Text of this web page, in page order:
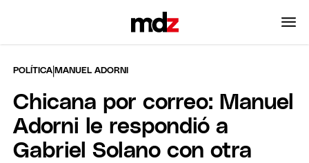
POLÍTICA |MANUEL ADORNI
Chicana por correo: Manuel
Adorni le respondió a
Gabriel Solano con otra